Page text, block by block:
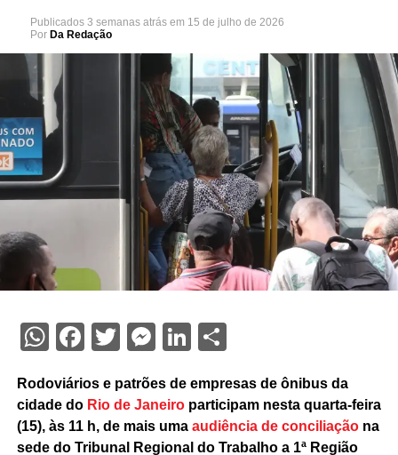
Publicados 3 semanas atrás em 15 de julho de 2026
Por Da Redação
WhatsApp
Facebook
Twitter
Messenger
LinkedIn
Share
Rodoviários e patrões de empresas de ônibus da
cidade do Rio de Janeiroparticipam nesta quarta-feira
(15), às 11 h, de mais uma audiência de conciliaçãona
sede do Tribunal Regional do Trabalho a 1ª Região